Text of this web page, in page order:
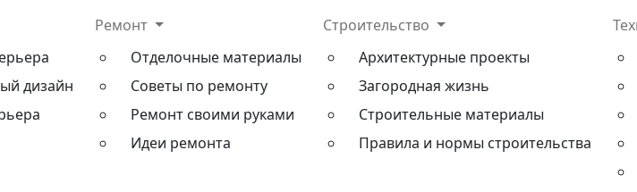
дизайн
Ремонт
Отделочные материалы
Советы по ремонту
Ремонт своими руками
Идеи ремонта
Строительство
Архитектурные проекты
Загородная жизнь
Строительные материалы
Правила и нормы строительства